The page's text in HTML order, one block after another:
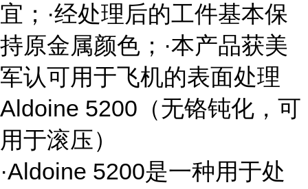
宜；·经处理后的工件基本保
持原金属颜色；·本产品获美
军认可用于飞机的表面处理
Aldoine 5200 （无铬钝化，可
用于滚压）
·Aldoine 5200是一种用于处